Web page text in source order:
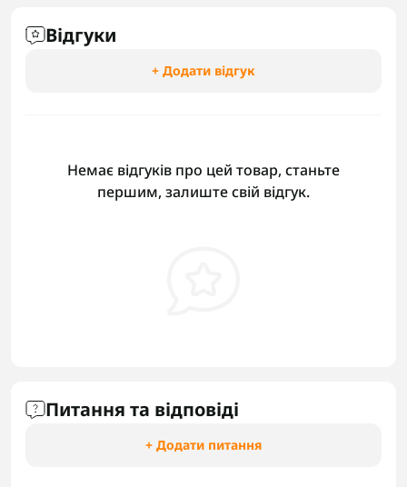
Відгуки
+ Додати відгук
Немає відгуків про цей товар, станьте
першим, залиште свій відгук.
Питання та відповіді
+ Додати питання